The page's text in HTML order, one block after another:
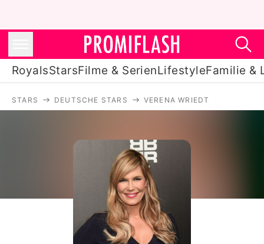
RoyalsStarsFilme & SerienLifestyleFamilie &
Filme & Serien
Lifestyle
Familie & Liebe
Promiflash Exklusiv
STARS DEUTSCHE STARS VERENA WRIEDT